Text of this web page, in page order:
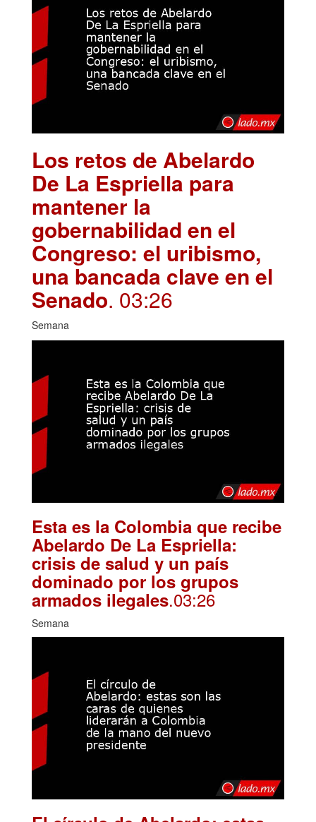
Los retos de Abelardo
De La Espriella para
mantener la
gobernabilidad en el
Congreso: el uribismo,
una bancada clave en el
Senado. 03:26
Semana
Esta es la Colombia que recibe
Abelardo De La Espriella:
crisis de salud y un país
dominado por los grupos
armados ilegales.03:26
Semana